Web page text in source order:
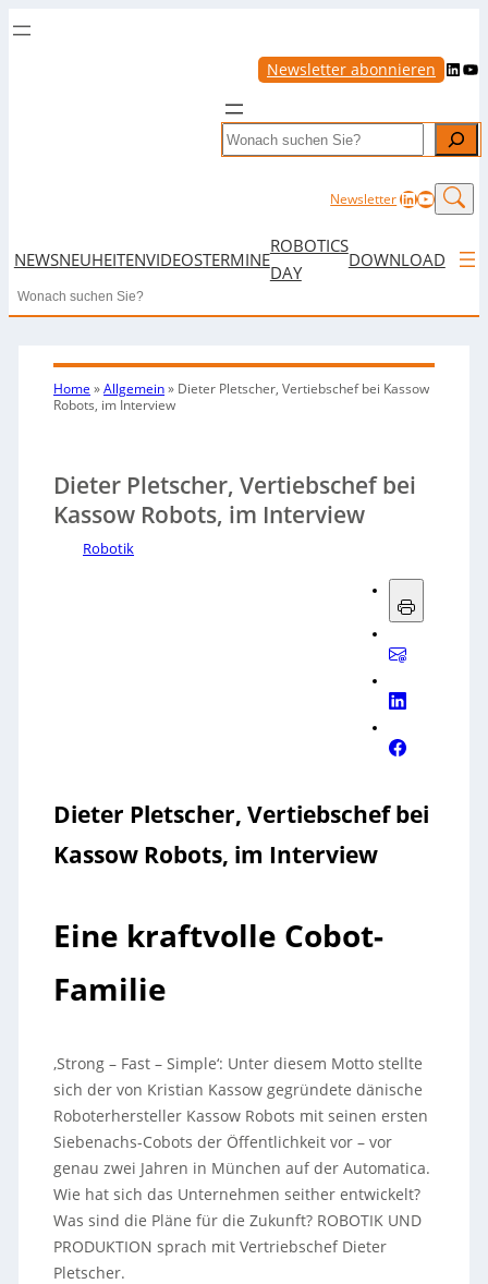
Newsletter abonnieren LinkedIn YouTube
Search
NewsletterLinkedIn
NEWSNEUHEITENVIDEOSTERMINE
ROBOTICS
DAY
DOWNLOAD
Search
Home »Allgemein» Dieter Pletscher, Vertiebschef bei Kassow
Robots, im Interview
Dieter Pletscher, Vertiebschef bei
Kassow Robots, im Interview
Robotik
Dieter Pletscher, Vertiebschef bei
Kassow Robots, im Interview
Eine kraftvolle Cobot-
Familie
‚Strong – Fast – Simple‘: Unter diesem Motto stellte
sich der von Kristian Kassow gegründete dänische
Roboterhersteller Kassow Robots mit seinen ersten
Siebenachs-Cobots der Öffentlichkeit vor – vor
genau zwei Jahren in München auf der Automatica.
Wie hat sich das Unternehmen seither entwickelt?
Was sind die Pläne für die Zukunft? ROBOTIK UND
PRODUKTION sprach mit Vertriebschef Dieter
Pletscher.